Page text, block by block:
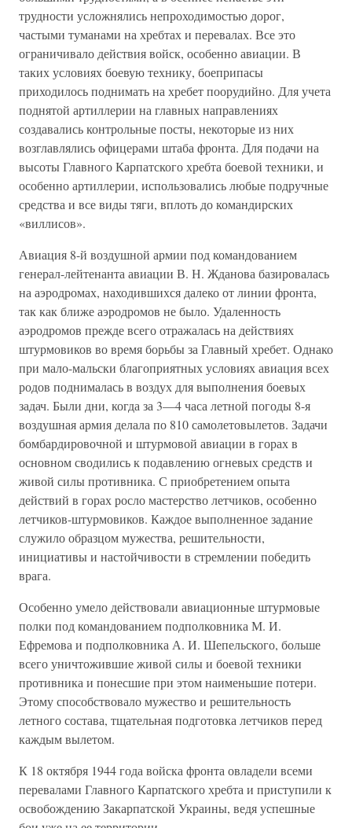
трудности усложнялись непро­ходимостью дорог,
частыми туманами на хребтах и перевалах. Все это
ограничивало действия войск, особенно авиации. В
таких услови­ях боевую технику, боеприпасы
приходилось поднимать на хребет поорудийно. Для учета
поднятой артиллерии на главных направлени­ях
создавались контрольные посты, некоторые из них
возглавлялись офицерами штаба фронта. Для подачи на
высоты Главного Карпат­ского хребта боевой техники, и
особенно артиллерии, использовались любые подручные
средства и все виды тяги, вплоть до командир­ских
«виллисов».
Авиация 8-й воздушной армии под командованием
генерал-лейте­нанта авиации В. Н. Жданова базировалась
на аэродромах, находив­шихся далеко от линии фронта,
так как ближе аэродромов не было. Удаленность
аэродромов прежде всего отражалась на действиях
штурмовиков во время борьбы за Главный хребет. Однако
при мало-мальски благоприятных условиях авиация всех
родов поднималась в воздух для выполнения боевых
задач. Были дни, когда за 3—4 часа летной погоды 8-я
воздушная армия делала по 810 самолетовылетов. Задачи
бомбардировочной и штурмовой авиации в горах в
основном сводились к подавлению огневых средств и
живой силы противника. С приобретением опыта
действий в горах росло мастерство летчиков, особенно
летчиков-штурмовиков. Каждое выполненное задание
слу­жило образцом мужества, решительности,
инициативы и настойчи­вости в стремлении победить
врага.
Особенно умело действовали авиационные штурмовые
полки под командованием подполковника М. И.
Ефремова и подполковника А. И. Шепельского, больше
всего уничтожившие живой силы и бое­вой техники
противника и понесшие при этом наименьшие потери.
Этому способствовало мужество и решительность
летного состава, тщательная подготовка летчиков перед
каждым вылетом.
К 18 октября 1944 года войска фронта овладели всеми
перевалами Главного Карпатского хребта и приступили к
освобождению Закар­патской Украины, ведя успешные